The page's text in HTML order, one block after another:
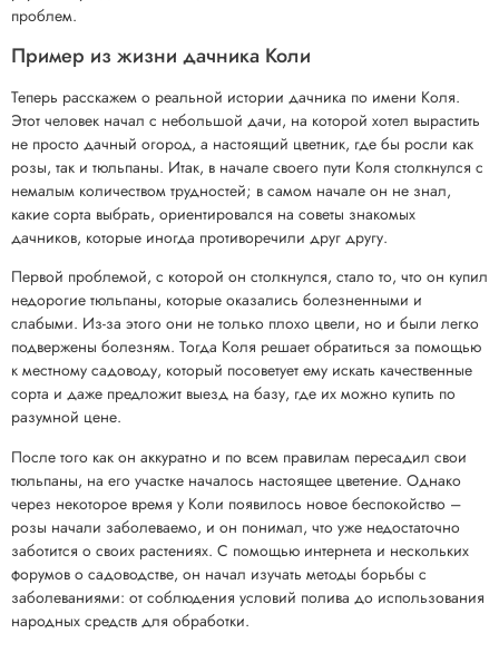
проблем.
Пример из жизни дачника Коли
Теперь расскажем о реальной истории дачника по имени Коля.
Этот человек начал с небольшой дачи, на которой хотел вырастить
не просто дачный огород, а настоящий цветник, где бы росли как
розы, так и тюльпаны. Итак, в начале своего пути Коля столкнулся с
немалым количеством трудностей; в самом начале он не знал,
какие сорта выбрать, ориентировался на советы знакомых
дачников, которые иногда противоречили друг другу.
Первой проблемой, с которой он столкнулся, стало то, что он купил
недорогие тюльпаны, которые оказались болезненными и
слабыми. Из-за этого они не только плохо цвели, но и были легко
подвержены болезням. Тогда Коля решает обратиться за помощью
к местному садоводу, который посоветует ему искать качественные
сорта и даже предложит выезд на базу, где их можно купить по
разумной цене.
После того как он аккуратно и по всем правилам пересадил свои
тюльпаны, на его участке началось настоящее цветение. Однако
через некоторое время у Коли появилось новое беспокойство –
розы начали заболеваемо, и он понимал, что уже недостаточно
заботится о своих растениях. С помощью интернета и нескольких
форумов о садоводстве, он начал изучать методы борьбы с
заболеваниями: от соблюдения условий полива до использования
народных средств для обработки.